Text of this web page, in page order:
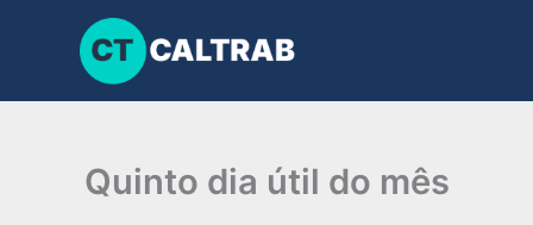
conteúdo
Quinto dia útil do mês